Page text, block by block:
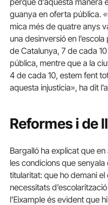
perquè d’aquesta manera
guanya en oferta pública.
mica més de quatre anys
una desinversió en
de Catalunya, 7 de cada
pública, mentre que a la
4 de cada 10, estem fent
aquesta injustícia», ha dit
Reformes i de
Bargalló ha explicat que
les condicions que
titularitat: que ho demani
necessitats
l’Eixample és evident que